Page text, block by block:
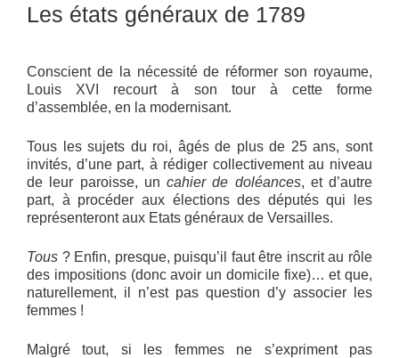
Les états généraux de 1789
Conscient de la nécessité de réformer son royaume,
Louis XVI recourt à son tour à cette forme
d’assemblée, en la modernisant.
Tous les sujets du roi, âgés de plus de 25 ans, sont
invités, d’une part, à rédiger collectivement au niveau
de leur paroisse, un cahier de doléances, et d’autre
part, à procéder aux élections des députés qui les
représenteront aux Etats généraux de Versailles.
Tous ? Enfin, presque, puisqu’il faut être inscrit au rôle
des impositions (donc avoir un domicile fixe)… et que,
naturellement, il n’est pas question d’y associer les
femmes !
Malgré tout, si les femmes ne s’expriment pas